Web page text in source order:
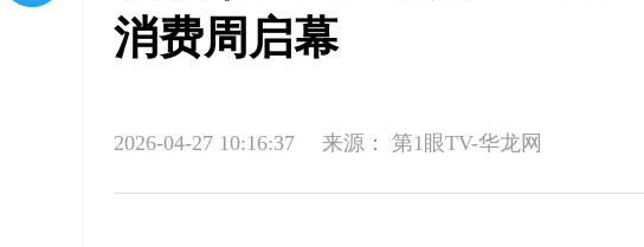
消费周启幕
2026-04-27 10:16:37 来源： 第1眼TV-华龙网